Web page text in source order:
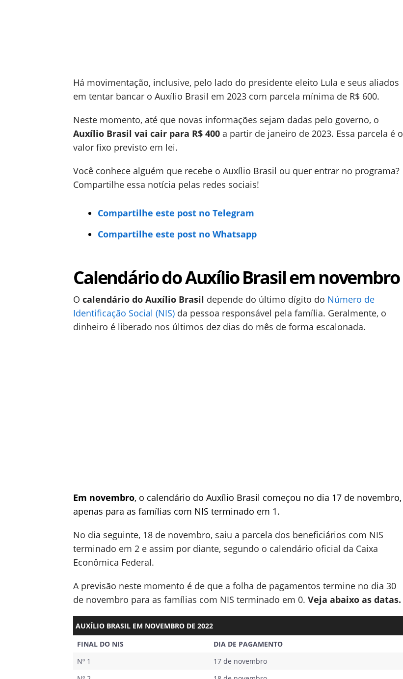
Há movimentação, inclusive, pelo lado do presidente eleito Lula e seus aliados
em tentar bancar o Auxílio Brasil em 2023 com parcela mínima de R$ 600.
Neste momento, até que novas informações sejam dadas pelo governo, o
Auxílio Brasil vai cair para R$ 400 a partir de janeiro de 2023. Essa parcela é o
valor fixo previsto em lei.
Você conhece alguém que recebe o Auxílio Brasil ou quer entrar no programa?
Compartilhe essa notícia pelas redes sociais!
Compartilhe este post no Telegram
Compartilhe este post no Whatsapp
Calendário do Auxílio Brasil em novembro
O calendário do Auxílio Brasil depende do último dígito do Número de
Identificação Social (NIS) da pessoa responsável pela família. Geralmente, o
dinheiro é liberado nos últimos dez dias do mês de forma escalonada.
Em novembro, o calendário do Auxílio Brasil começou no dia 17 de novembro,
apenas para as famílias com NIS terminado em 1.
No dia seguinte, 18 de novembro, saiu a parcela dos beneficiários com NIS
terminado em 2 e assim por diante, segundo o calendário oficial da Caixa
Econômica Federal.
A previsão neste momento é de que a folha de pagamentos termine no dia 30
de novembro para as famílias com NIS terminado em 0. Veja abaixo as datas.
AUXÍLIO BRASIL EM NOVEMBRO DE 2022
FINAL DO NIS
DIA DE PAGAMENTO
Nº 1
17 de novembro